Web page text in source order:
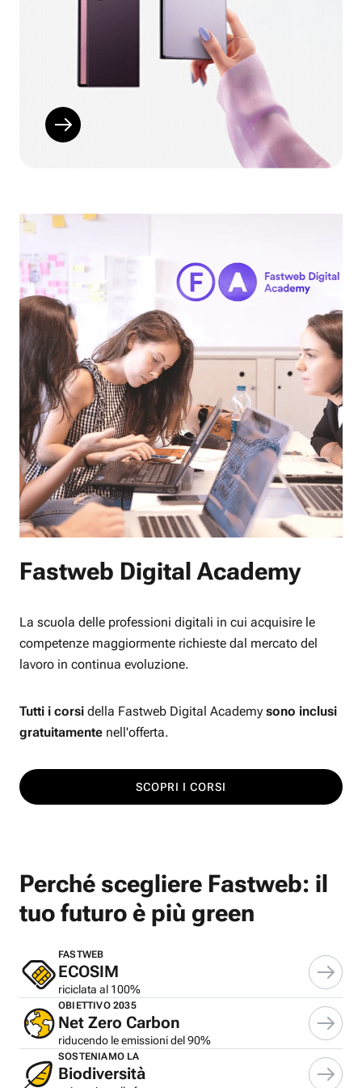
Fastweb Digital Academy
La scuola delle professioni digitali in cui acquisire le
competenze maggiormente richieste dal mercato del
lavoro in continua evoluzione.
Tutti i corsi della Fastweb Digital Academy sono inclusi
gratuitamente nell'offerta.
SCOPRI I CORSI
Perché scegliere Fastweb: il
tuo futuro è più green
FASTWEB
ECOSIM
riciclata al 100%
OBIETTIVO 2035
Net Zero Carbon
riducendo le emissioni del 90%
SOSTENIAMO LA
Biodiversità